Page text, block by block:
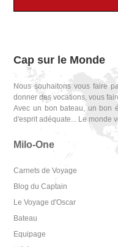
Cap sur le Monde
Nous souhaitons vous faire
donner des vocations, vous
Avec un bon bateau, un bon
d'esprit adéquate... Le monde
Milo-One
Carnets de Voyage
Blog du Captain
Le Voyage d'Oscar
Bateau
Equipage